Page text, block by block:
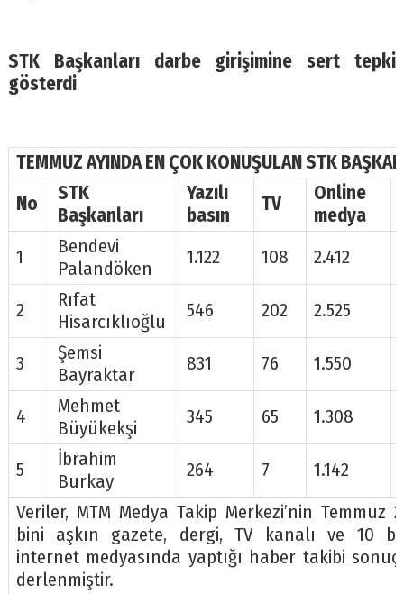
STK Başkanları darbe girişimine sert tepki
gösterdi
TEMMUZ AYINDA EN ÇOK KONUŞULAN STK
No
STK
Başkanları
Yazılı
basın
TV
Online
medya
1
Bendevi
Palandöken
1.122 108 2.412
2
Rıfat
Hisarcıklıoğlu
546 202 2.525
3
Şemsi
Bayraktar
831 76 1.550
4
Mehmet
Büyükekşi
345 65 1.308
5
İbrahim
Burkay
264 7 1.142
Veriler, MTM Medya Takip Merkezi’nin Temmuz
bini aşkın gazete, dergi, TV kanalı ve 10
internet medyasında yaptığı haber takibi
derlenmiştir.